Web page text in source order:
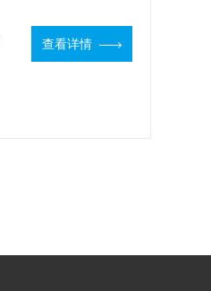
查看详情